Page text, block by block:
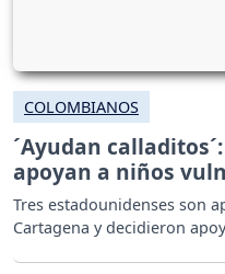
COLOMBIANOS
´Ayudan
apoyan a niños
Tres estadounidenses son
Cartagena y decidieron